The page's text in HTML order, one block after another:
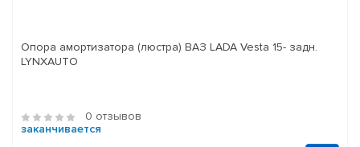
Опора амортизатора (люстра) ВАЗ LADA Vesta 15- задн.
LYNXAUTO
0 отзывов
заканчивается